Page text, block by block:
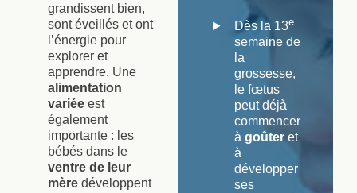
Dès la 13e
semaine de
la
grossesse,
le fœtus
peut déjà
commencer
à goûter et
à
développer
ses
grandissent bien,
sont éveillés et ont
l’énergie pour
explorer et
apprendre. Une
alimentation
variée est
également
importante : les
bébés dans le
ventre de leur
mère développent